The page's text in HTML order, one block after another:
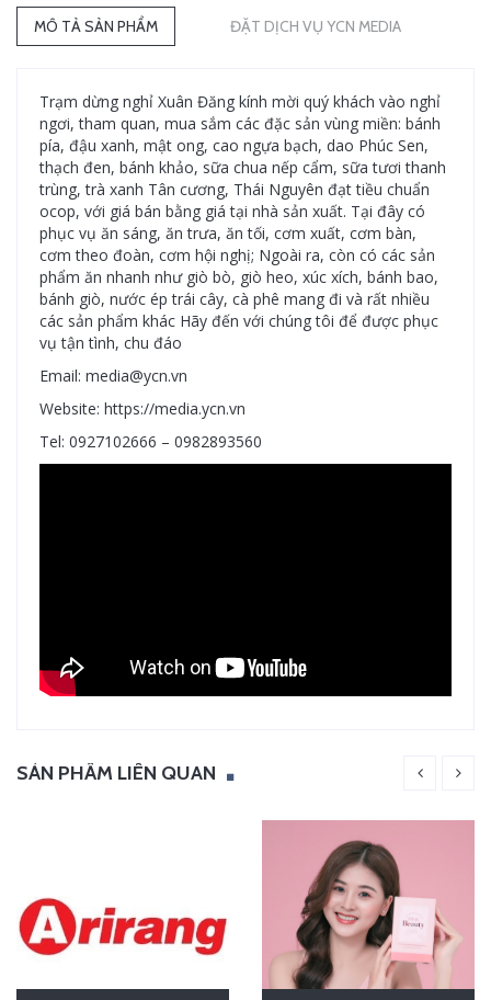
MÔ TẢ SẢN PHẨM ĐẶT DỊCH VỤ YCN MEDIA
Trạm dừng nghỉ Xuân Đăng kính mời quý khách vào nghỉ
ngơi, tham quan, mua sắm các đặc sản vùng miền: bánh
pía, đậu xanh, mật ong, cao ngựa bạch, dao Phúc Sen,
thạch đen, bánh khảo, sữa chua nếp cẩm, sữa tươi thanh
trùng, trà xanh Tân cương, Thái Nguyên đạt tiều chuẩn
ocop, với giá bán bằng giá tại nhà sản xuất. Tại đây có
phục vụ ăn sáng, ăn trưa, ăn tối, cơm xuất, cơm bàn,
cơm theo đoàn, cơm hội nghị; Ngoài ra, còn có các sản
phẩm ăn nhanh như giò bò, giò heo, xúc xích, bánh bao,
bánh giò, nước ép trái cây, cà phê mang đi và rất nhiều
các sản phẩm khác Hãy đến với chúng tôi để được phục
vụ tận tình, chu đáo
Email: media@ycn.vn
Website: https://media.ycn.vn
Tel: 0927102666 – 0982893560
SẢN PHẨM LIÊN QUAN